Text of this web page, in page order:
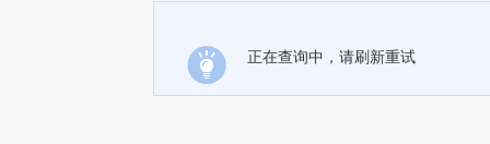
正在查询中，请刷新重试